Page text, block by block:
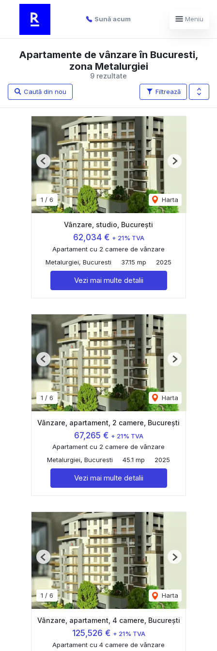
Sună acum Meniu
9 rezultate
Apartamente de vânzare în Bucuresti,
zona Metalurgiei
Filtrează
Caută din nou
1 / 6 Harta
Previous Next
Vânzare, studio, București
62,034 € + 21% TVA
Apartament cu 2 camere de vânzare
Metalurgiei, Bucuresti
37.15 mp 2025
Vezi mai multe detalii
1 / 6 Harta
Previous Next
Vânzare, apartament, 2 camere, București
67,265 € + 21% TVA
Apartament cu 2 camere de vânzare
Metalurgiei, Bucuresti
45.1 mp 2025
Vezi mai multe detalii
1 / 6 Harta
Previous Next
Vânzare, apartament, 4 camere, București
125,526 € + 21% TVA
Apartament cu 4 camere de vânzare